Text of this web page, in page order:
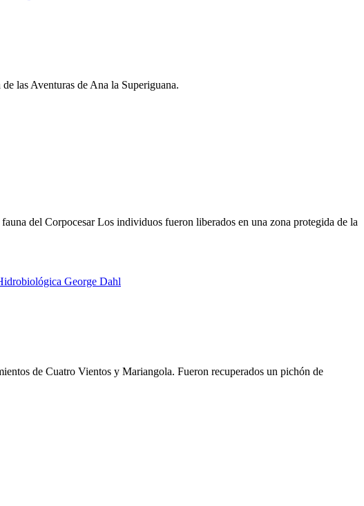
las Aventuras de Ana la Superiguana.
del Corpocesar Los individuos fueron liberados en una zona protegida de la
de Cuatro Vientos y Mariangola. Fueron recuperados un pichón de